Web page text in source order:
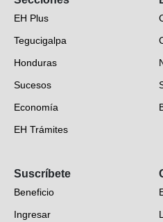
EH Plus
Tegucigalpa
Honduras
Sucesos
Economía
EH Trámites
EH Verifica
Fotogalerías
Deportes
Suscríbete
Beneficio
Ingresar